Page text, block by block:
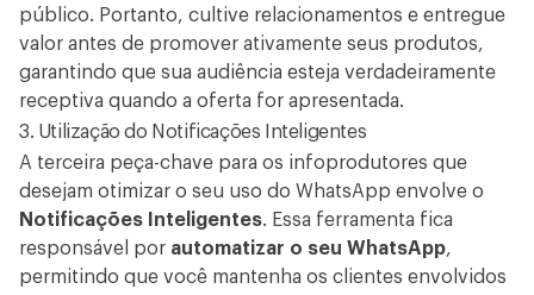
público. Portanto, cultive relacionamentos e entregue
valor antes de promover ativamente seus produtos,
garantindo que sua audiência esteja verdadeiramente
receptiva quando a oferta for apresentada.
3. Utilização do Notificações Inteligentes
A terceira peça-chave para os infoprodutores que
desejam otimizar o seu uso do WhatsApp envolve o
Notificações Inteligentes. Essa ferramenta fica
responsável por automatizar o seu WhatsApp,
permitindo que você mantenha os clientes envolvidos